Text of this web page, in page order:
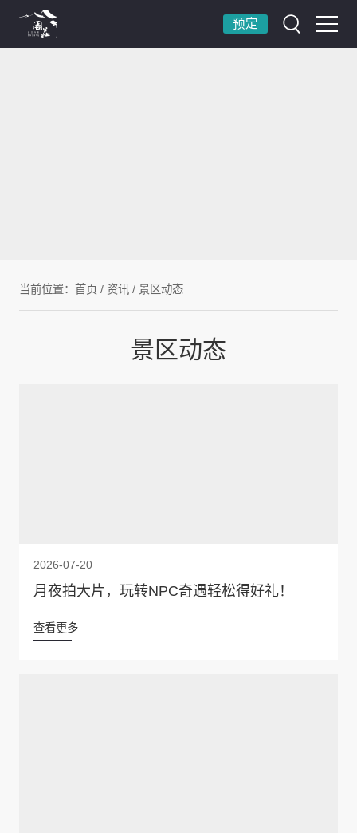
预定
当前位置： 首页 / 资讯 / 景区动态
景区动态
2026-07-20
月夜拍大片，玩转NPC奇遇轻松得好礼！
查看更多